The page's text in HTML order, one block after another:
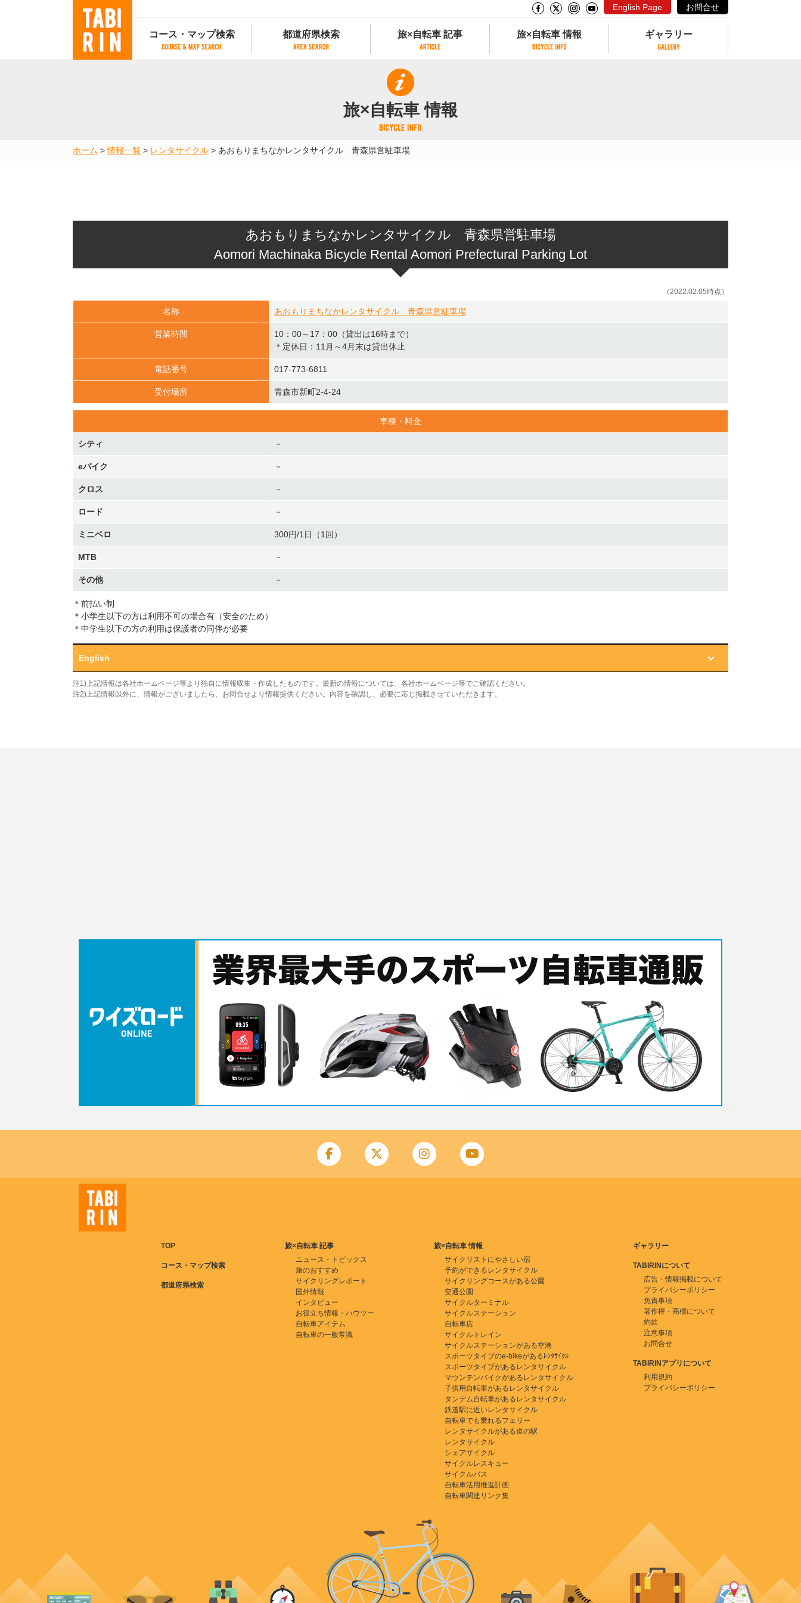
English Page お問合せ
コース・マップ検索
地図から検索
都道府県検索
都道府県別サイクリング情報
都道府県アクセスランキング
旅×自転車 記事
旅×自転車 記事
記事一覧
カテゴリから探す
タグから探す
旅×自転車 情報
サイクリストにやさしい宿
サイクルトレイン
予約ができるレンタサイクル
タンデム自転車があるレンタサイクル
ギャラリー
旅×自転車 情報
ホーム >情報一覧 > レンタサイクル > あおもりまちなかレンタサイクル 青森県営駐車場
あおもりまちなかレンタサイクル 青森県営駐車場
Aomori Machinaka Bicycle Rental Aomori Prefectural Parking Lot
（2022.02.05時点）
名称 あおもりまちなかレンタサイクル 青森県営駐車場
営業時間
10：00～17：00（貸出は16時まで）
＊定休日：11月～4月末は貸出休止
電話番号 017-773-6811
受付場所 青森市新町2-4-24
車種・料金
シティ －
eバイク －
クロス －
ロード －
ミニベロ 300円/1日（1回）
MTB －
その他 －
＊前払い制
＊小学生以下の方は利用不可の場合有（安全のため）
＊中学生以下の方の利用は保護者の同伴が必要
English
注1)上記情報は各社ホームページ等より独自に情報収集・作成したものです。最新の情報については、各社ホームページ等でご確認ください。
注2)上記情報以外に、情報がございましたら、お問合せより情報提供ください。内容を確認し、必要に応じ掲載させていただきます。
TOP
コース・マップ検索
都道府県検索
旅×自転車 記事
ニュース・トピックス
旅のおすすめ
サイクリングレポート
国外情報
インタビュー
お役立ち情報・ハウツー
自転車アイテム
自転車の一般常識
旅×自転車 情報
サイクリストにやさしい宿
予約ができるレンタサイクル
サイクリングコースがある公園
交通公園
サイクルターミナル
サイクルステーション
自転車店
サイクルトレイン
サイクルステーションがある空港
スポーツタイプのe-bikeがあるﾚﾝﾀｻｲｸﾙ
スポーツタイプがあるレンタサイクル
マウンテンバイクがあるレンタサイクル
子供用自転車があるレンタサイクル
タンデム自転車があるレンタサイクル
鉄道駅に近いレンタサイクル
自転車でも乗れるフェリー
レンタサイクルがある道の駅
レンタサイクル
シェアサイクル
サイクルレスキュー
サイクルバス
自転車活用推進計画
自転車関連リンク集
ギャラリー
TABIRINについて
広告・情報掲載について
プライバシーポリシー
免責事項
著作権・商標について
約款
注意事項
お問合せ
TABIRINアプリについて
利用規約
プライバシーポリシー